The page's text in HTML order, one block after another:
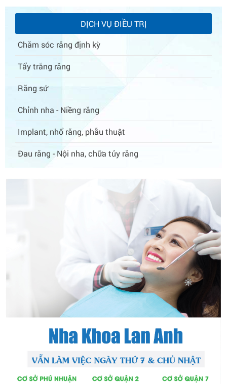
DỊCH VỤ ĐIỀU TRỊ
Chăm sóc răng định kỳ
Tẩy trắng răng
Răng sứ
Chỉnh nha - Niềng răng
Implant, nhổ răng, phẫu thuật
Đau răng - Nội nha, chữa tủy răng